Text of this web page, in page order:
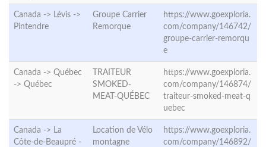
Canada -> Lévis ->
Pintendre
Groupe Carrier
Remorque
https://www.goexploria.
com/company/146742/
groupe-carrier-remorqu
e
Canada -> Québec
-> Québec
TRAITEUR
SMOKED-
MEAT-QUÉBEC
https://www.goexploria.
com/company/146874/
traiteur-smoked-meat-q
uebec
Canada -> La
Côte-de-Beaupré -
Location de Vélo
montagne
https://www.goexploria.
com/company/146892/